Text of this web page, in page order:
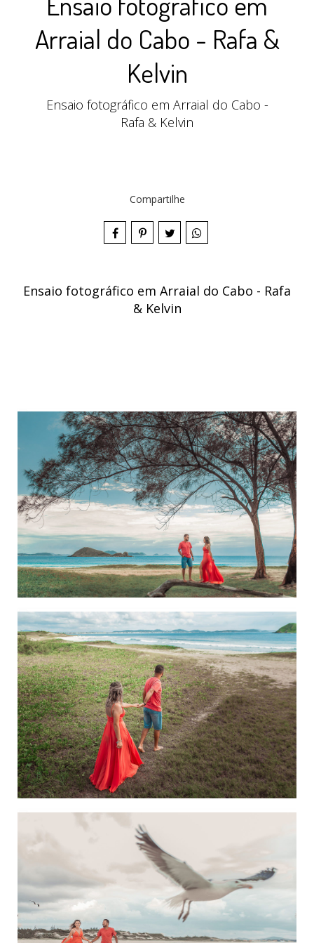
Arraial do Cabo - Rafa &
Kelvin
Ensaio fotográfico em Arraial do Cabo -
Rafa & Kelvin
Compartilhe
Ensaio fotográfico em Arraial do Cabo - Rafa
& Kelvin